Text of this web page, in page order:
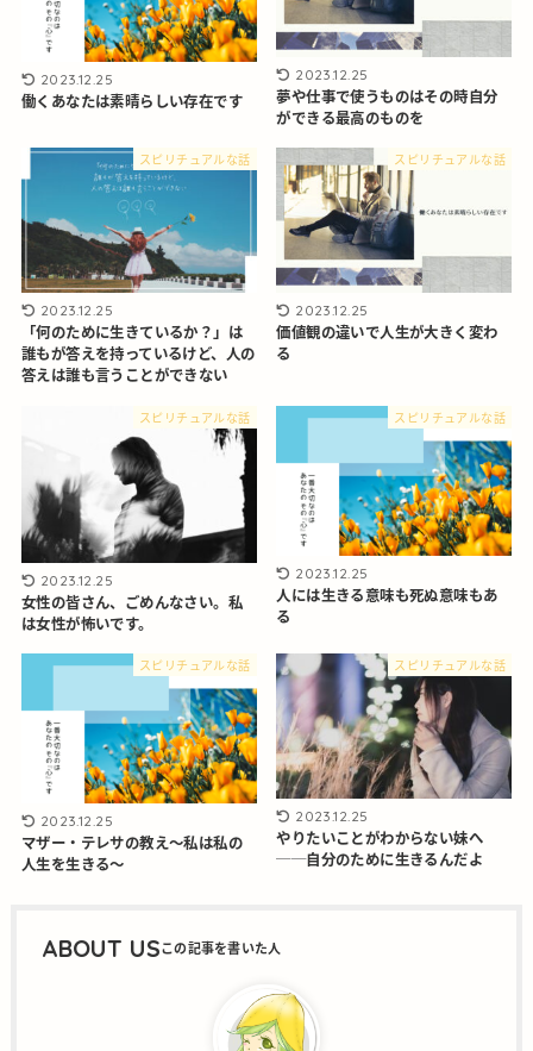
2023.12.25
働くあなたは素晴らしい存在です
2023.12.25
夢や仕事で使うものはその時自分
ができる最高のものを
スピリチュアルな話
2023.12.25
「何のために生きているか？」は
誰もが答えを持っているけど、人の
答えは誰も言うことができない
スピリチュアルな話
2023.12.25
価値観の違いで人生が大きく変わ
る
スピリチュアルな話
2023.12.25
女性の皆さん、ごめんなさい。私
は女性が怖いです。
スピリチュアルな話
2023.12.25
人には生きる意味も死ぬ意味もあ
る
スピリチュアルな話
2023.12.25
マザー・テレサの教え～私は私の
人生を生きる～
スピリチュアルな話
2023.12.25
やりたいことがわからない妹へ
──自分のために生きるんだよ
ABOUT US